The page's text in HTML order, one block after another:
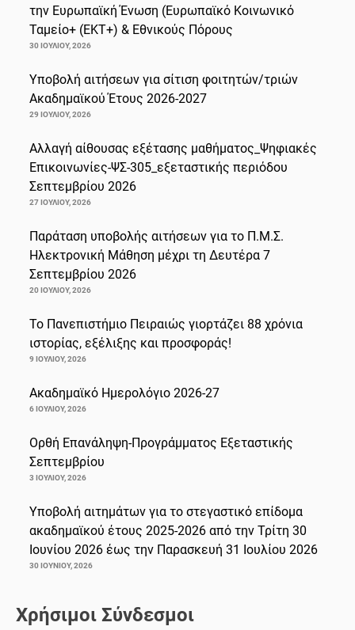
την Ευρωπαϊκή Ένωση (Ευρωπαϊκό Κοινωνικό
Ταμείο+ (ΕΚΤ+) & Εθνικούς Πόρους
30 ΙΟΥΛΊΟΥ, 2026
Υποβολή αιτήσεων για σίτιση φοιτητών/τριών
Ακαδημαϊκού Έτους 2026-2027
29 ΙΟΥΛΊΟΥ, 2026
Αλλαγή αίθουσας εξέτασης μαθήματος_Ψηφιακές
Επικοινωνίες-ΨΣ-305_εξεταστικής περιόδου
Σεπτεμβρίου 2026
27 ΙΟΥΛΊΟΥ, 2026
Παράταση υποβολής αιτήσεων για το Π.Μ.Σ.
Ηλεκτρονική Μάθηση μέχρι τη Δευτέρα 7
Σεπτεμβρίου 2026
20 ΙΟΥΛΊΟΥ, 2026
Το Πανεπιστήμιο Πειραιώς γιορτάζει 88 χρόνια
ιστορίας, εξέλιξης και προσφοράς!
9 ΙΟΥΛΊΟΥ, 2026
Ακαδημαϊκό Ημερολόγιο 2026-27
6 ΙΟΥΛΊΟΥ, 2026
Ορθή Επανάληψη-Προγράμματος Εξεταστικής
Σεπτεμβρίου
3 ΙΟΥΛΊΟΥ, 2026
Υποβολή αιτημάτων για το στεγαστικό επίδομα
ακαδημαϊκού έτους 2025-2026 από την Τρίτη 30
Ιουνίου 2026 έως την Παρασκευή 31 Ιουλίου 2026
30 ΙΟΥΝΊΟΥ, 2026
Χρήσιμοι Σύνδεσμοι